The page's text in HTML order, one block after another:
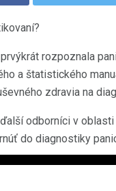
rozpoznala
a štatistického
zdravia na
odborníci v
do diagnostiky